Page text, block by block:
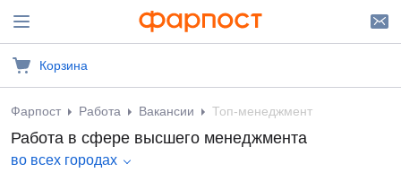
Корзина
Фарпост Работа Вакансии Топ-менеджмент
Работа в сфере высшего менеджмента
во всех городах